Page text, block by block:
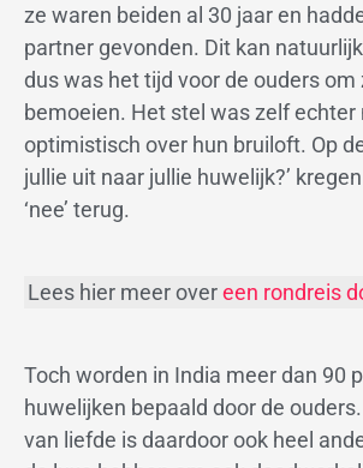
ze waren beiden al 30 jaar en
partner gevonden. Dit kan
dus was het tijd voor de ouders om
bemoeien. Het stel was zelf echter
optimistisch over hun bruiloft. Op
jullie uit naar jullie huwelijk?’
‘nee’ terug.
Lees hier meer overeen rondreis
Toch worden in India meer dan 90
huwelijken bepaald door de
van liefde is daardoor ook heel